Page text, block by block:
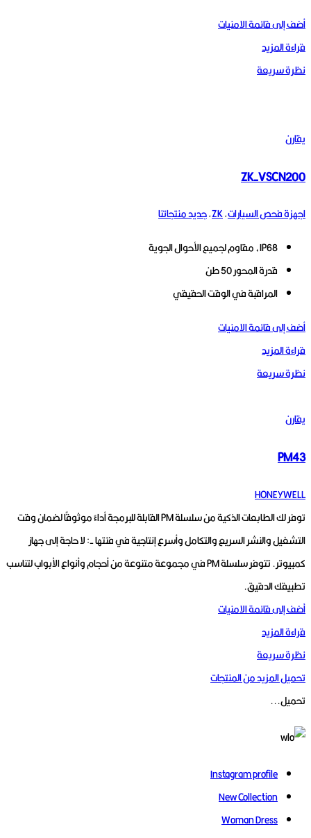
أضف إلى قائمة الامنيات
قراءة المزيد
نظرة سريعة
يقارن
ZK-VSCN200
اجهزة فحص السيارات,
ZK
,جديد منتجاتنا
IP68، مقاوم لجميع الأحوال الجوية
قدرة المحور 50 طن
المراقبة في الوقت الحقيقي
أضف إلى قائمة الامنيات
قراءة المزيد
نظرة سريعة
يقارن
PM43
HONEYWELL
توفر لك الطابعات الذكية من سلسلة PM القابلة للبرمجة أداءً موثوقًا لضمان وقت
التشغيل والنشر السريع والتكامل وأسرع إنتاجية في فئتها -: لا حاجة إلى جهاز
كمبيوتر.
تتوفر سلسلة PM في مجموعة متنوعة من أحجام وأنواع الأبواب لتناسب
تطبيقك الدقيق.
أضف إلى قائمة الامنيات
قراءة المزيد
نظرة سريعة
تحميل المزيد من المنتجات
تحميل...
Instagram profile
New Collection
Woman Dress